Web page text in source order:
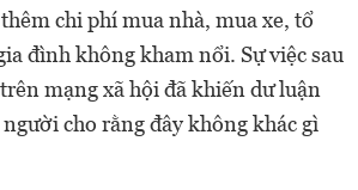
chi phí mua nhà, mua xe, tổ
đình không kham nổi. Sự việc sau
mạng xã hội đã khiến dư luận
cho rằng đây không khác gì